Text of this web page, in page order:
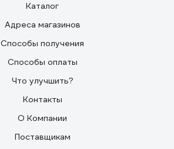
Каталог
Адреса магазинов
Способы получения
Способы оплаты
Что улучшить?
Контакты
О Компании
Поставщикам